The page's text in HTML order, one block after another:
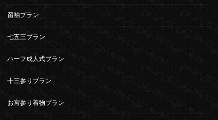
留袖プラン
七五三プラン
ハーフ成人式プラン
十三参りプラン
お宮参り着物プラン